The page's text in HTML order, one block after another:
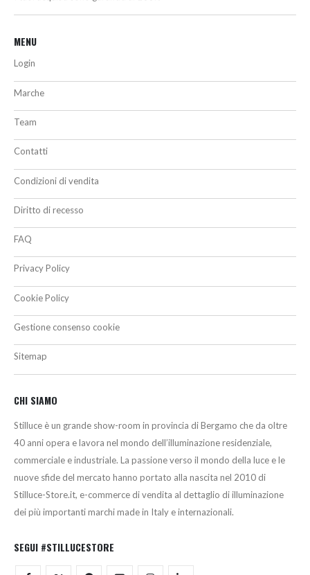
MENU
Login
Marche
Team
Contatti
Condizioni di vendita
Diritto di recesso
FAQ
Privacy Policy
Cookie Policy
Gestione consenso cookie
Sitemap
CHI SIAMO
Stilluce è un grande show-room in provincia di Bergamo che da oltre
40 anni opera e lavora nel mondo dell’illuminazione residenziale,
commerciale e industriale. La passione verso il mondo della luce e le
nuove sfide del mercato hanno portato alla nascita nel 2010 di
Stilluce-Store.it, e-commerce di vendita al dettaglio di illuminazione
dei più importanti marchi made in Italy e internazionali.
SEGUI #STILLUCESTORE